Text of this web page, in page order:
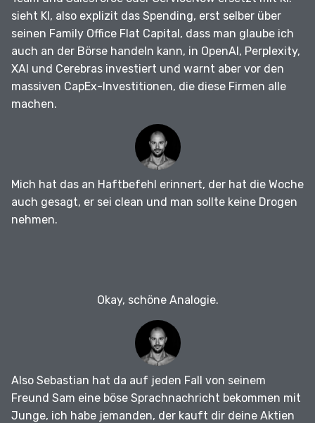
sieht KI, also explizit das Spending, erst selber über
seinen Family Office Flat Capital, dass man glaube ich
auch an der Börse handeln kann, in OpenAI, Perplexity,
XAI und Cerebras investiert und warnt aber vor den
massiven CapEx-Investitionen, die diese Firmen alle
machen.
Mich hat das an Haftbefehl erinnert, der hat die Woche
auch gesagt, er sei clean und man sollte keine Drogen
nehmen.
Okay, schöne Analogie.
Also Sebastian hat da auf jeden Fall von seinem
Freund Sam eine böse Sprachnachricht bekommen mit
Junge, ich habe jemanden, der kauft dir deine Aktien